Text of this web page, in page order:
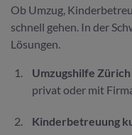
Ob Umzug,
schnell gehen. In der
Lösungen.
Umzugshilfe Zürich
privat oder mit
Kinderbetreuung